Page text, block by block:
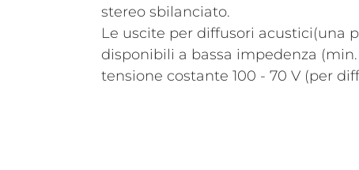
stereo sbilanciato.
Le uscite per diffusori acustici(una
disponibili a bassa impedenza
tensione costante 100 - 70 V (per